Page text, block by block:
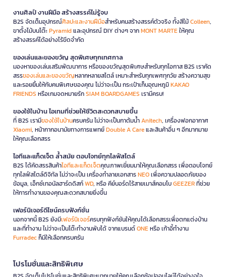
งานศิลป์ งานฝีมือ สร้างสรรค์ไม่รู้จบ
B2S จัดเต็มอุปกรณ์ศิลปะและงานฝีมือสำหรับคนสร้างสรรค์ตัวจริง ทั้งสีไม้Colleen,
ขาตั้งไม้บนโต๊ะPyramidและอุปกรณ์ DIY ต่างๆ จากMONT MARTEให้คุณ
สร้างสรรค์ได้อย่างไร้ขีดจำกัด
ของเล่นและของขวัญ สุดพิเศษทุกเทศกาล
มองหาของเล่นเสริมพัฒนาการ หรือของขวัญสุดพิเศษสำหรับทุกโอกาส B2S เราคัด
สรรของเล่นและของขวัญหลากหลายสไตล์ เหมาะสำหรับทุกเพศทุกวัย สร้างความสุข
และรอยยิ้มให้กับคนพิเศษของคุณ ไม่ว่าจะเป็น กระเป๋าเก็บอุณหภูมิKAKAO
FRIENDS หรือเกมจดหมายรักSIAM BOARDGAMES เรามีครบ!
ของใช้ในบ้าน ไอเทมที่ช่วยให้ชีวิตสะดวกสบายขึ้น
ที่ B2S เรามีของใช้ในบ้านครบครัน ไม่ว่าจะเป็นกาต้มน้ำAnitech, เครื่องฟอกอากาศ
Xiaomi, หน้ากากอนามัยทางการแพทย์Double A Careและสินค้าอื่น ๆ อีกมากมาย
ให้คุณเลือกสรร
ไอทีและแก็ดเจ็ต ล้ำสมัย ตอบโจทย์ทุกไลฟ์สไตล์
B2S ได้คัดสรรสินค้าไอทีและแก็ดเจ็ตคุณภาพเยี่ยมมาให้คุณเลือกสรร เพื่อตอบโจทย์
ทุกไลฟ์สไตล์ดิจิทัล ไม่ว่าจะเป็น เครื่องทำลายเอกสารNEOเพื่อความปลอดภัยของ
ข้อมูล, เอ็กซ์เทอนัลฮาร์ดดิสก์WD, หรือ คีย์บอร์ดไร้สายเมาส์คอมโบGEEZERที่ช่วย
ให้การทำงานของคุณสะดวกสบายยิ่งขึ้น
เฟอร์นิเจอร์ดีไซน์ครบฟังก์ชั่น
นอกจากนี้ B2S ยังมีเฟอร์นิเจอร์ครบทุกฟังก์ชันให้คุณได้เลือกสรรเพื่อตกแต่งบ้าน
และที่ทำงาน ไม่ว่าจะเป็นโต๊ะทำงานพับได้ จากแบรนด์ONEหรือ เก้าอี้ทำงาน
Furradecก็มีให้เลือกครบครัน
โปรโมชั่นและสิทธิพิเศษ